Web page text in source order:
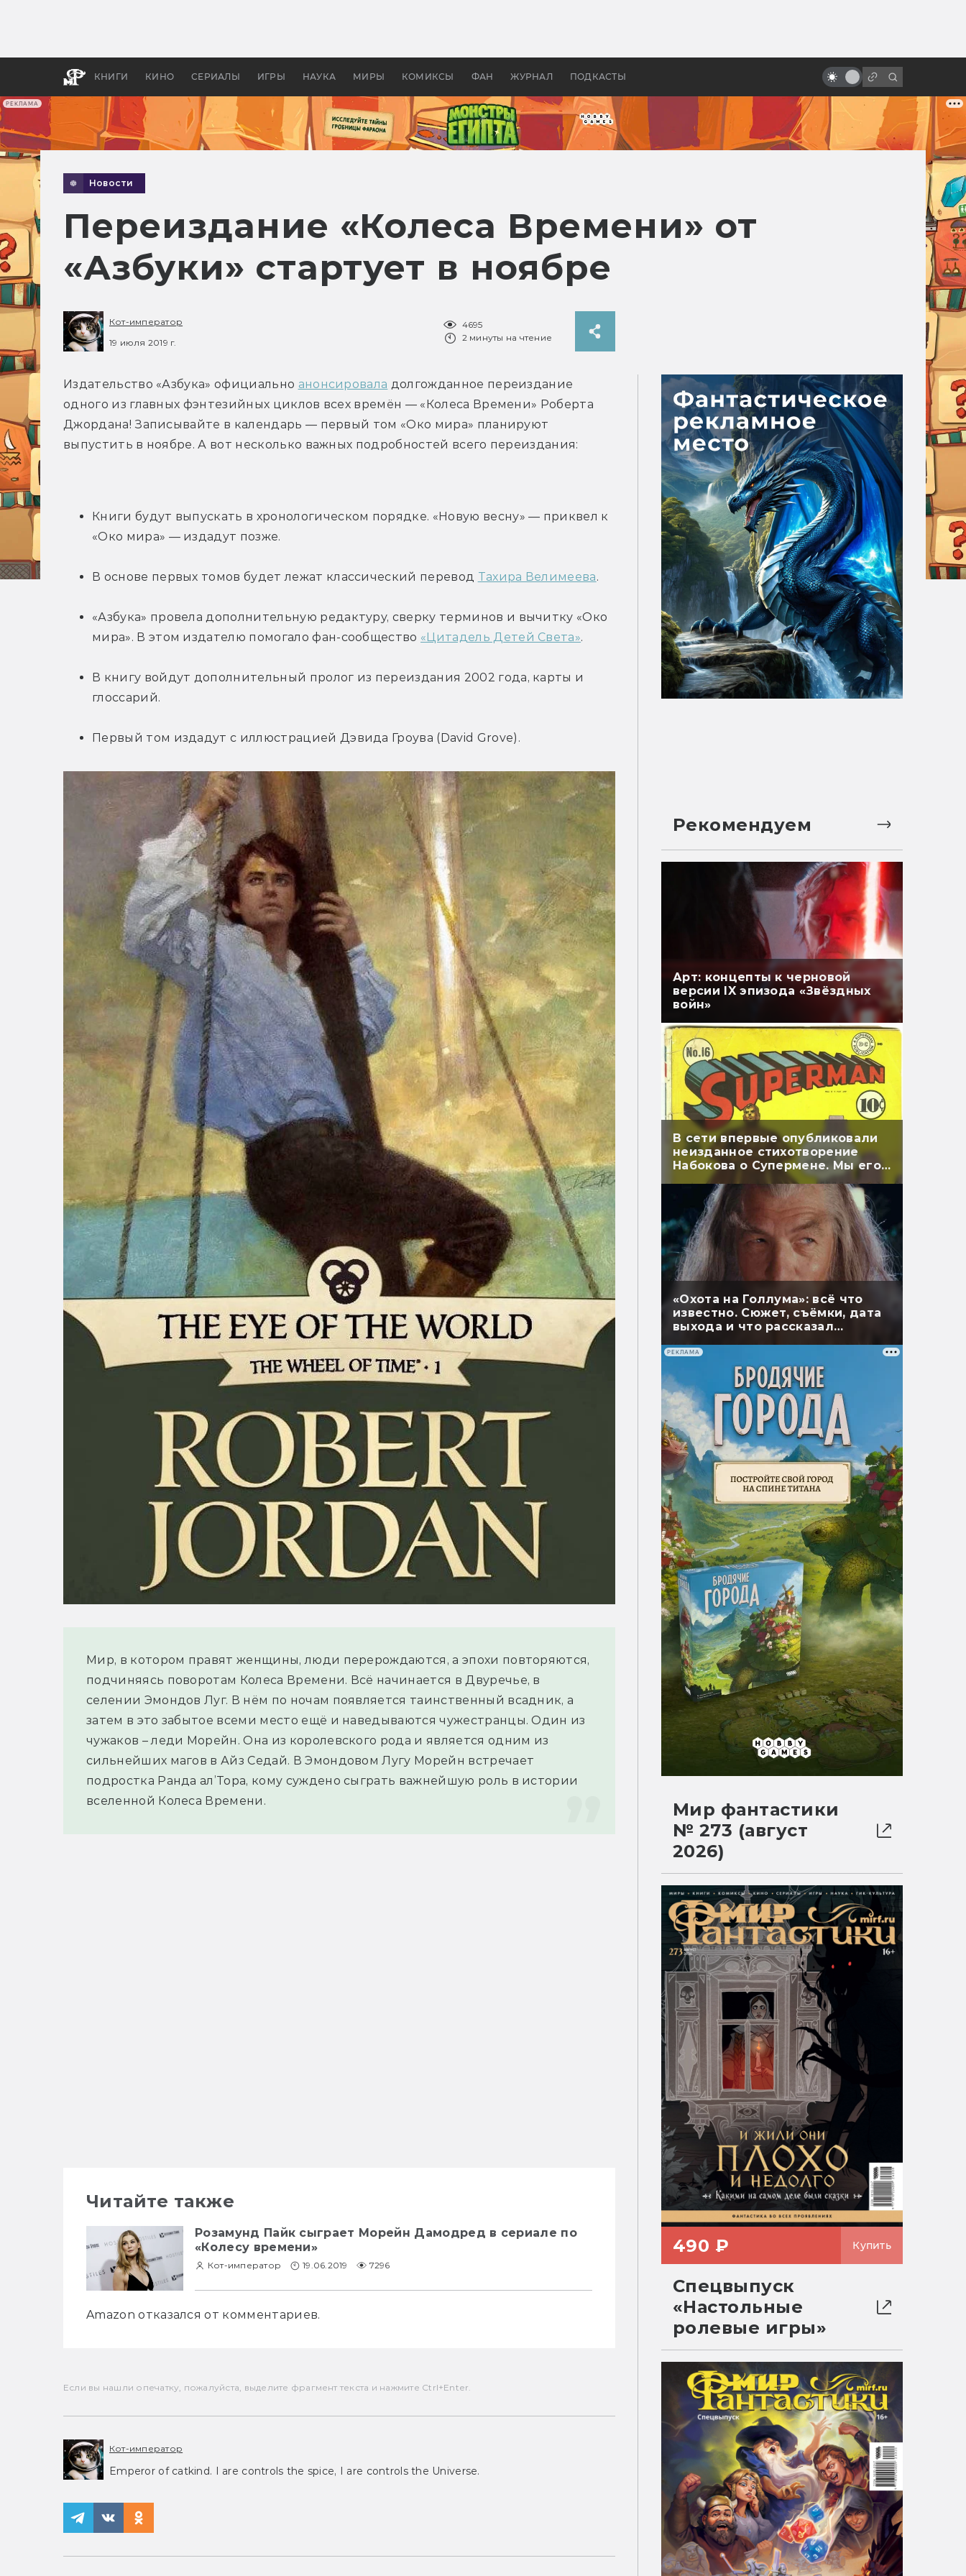
РЕКЛАМА
КНИГИ КИНО СЕРИАЛЫ ИГРЫ НАУКА МИРЫ КОМИКСЫ ФАН ЖУРНАЛ ПОДКАСТЫ
апокалипсис, в России —
бы «Властелина колец»
настоящим волшебством
Новости
Переиздание «Колеса Времени» от
«Азбуки» стартует в ноябре
Кот-император
19 июля 2019 г.
4695
2 минуты на чтение
Издательство «Азбука» официально анонсировала долгожданное переиздание
одного из главных фэнтезийных циклов всех времён — «Колеса Времени» Роберта
Джордана! Записывайте в календарь — первый том «Око мира» планируют
выпустить в ноябре. А вот несколько важных подробностей всего переиздания:
Книги будут выпускать в хронологическом порядке. «Новую весну» — приквел к
«Око мира» — издадут позже.
В основе первых томов будет лежат классический перевод Тахира Велимеева.
«Азбука» провела дополнительную редактуру, сверку терминов и вычитку «Око
мира». В этом издателю помогало фан-сообщество «Цитадель Детей Света».
В книгу войдут дополнительный пролог из переиздания 2002 года, карты и
глоссарий.
Первый том издадут с иллюстрацией Дэвида Гроува (David Grove).
Мир, в котором правят женщины, люди перерождаются, а эпохи повторяются,
подчиняясь поворотам Колеса Времени. Всё начинается в Двуречье, в
селении Эмондов Луг. В нём по ночам появляется таинственный всадник, а
затем в это забытое всеми место ещё и наведываются чужестранцы. Один из
чужаков – леди Морейн. Она из королевского рода и является одним из
сильнейших магов в Айз Седай. В Эмондовом Лугу Морейн встречает
подростка Ранда ал’Тора, кому суждено сыграть важнейшую роль в истории
вселенной Колеса Времени.
Читайте также
Розамунд Пайк сыграет Морейн Дамодред в сериале по
«Колесу времени»
Кот-император 19.06.2019 7296
Amazon отказался от комментариев.
Если вы нашли опечатку, пожалуйста, выделите фрагмент текста и нажмите Ctrl+Enter.
Кот-император
Emperor of catkind. I are controls the spice, I are controls the Universe.
Рекомендуем
Арт: концепты к черновой
версии IX эпизода «Звёздных
войн»
В сети впервые опубликовали
неизданное стихотворение
Набокова о Супермене. Мы его
перевели
«Охота на Голлума»: всё что
известно. Сюжет, съёмки, дата
выхода и что рассказал
РЕКЛАМА
Мир фантастики
№ 273 (август
2026)
490 ₽ Купить
Спецвыпуск
«Настольные
ролевые игры»